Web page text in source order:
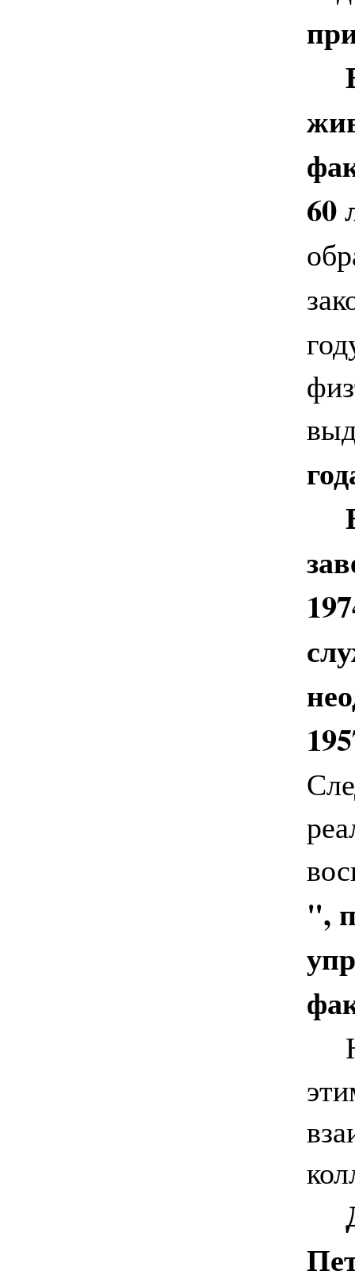
60
",